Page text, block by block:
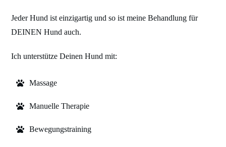
Jeder Hund ist einzigartig und so ist meine Behandlung für
DEINEN Hund auch.
Ich unterstütze Deinen Hund mit:
Massage
Manuelle Therapie
Bewegungstraining